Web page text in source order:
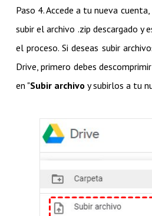
Paso 4. Accede a tu nueva
subir el archivo .zip descargado y
el proceso. Si deseas subir
Drive, primero debes
en "Subir archivo y subirlos a tu